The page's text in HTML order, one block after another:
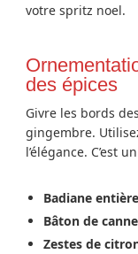
votre spritz noel.
des épices
Givre les bords
gingembre.
l’élégance. C’est un
Badiane entière
Bâton de
Zestes de